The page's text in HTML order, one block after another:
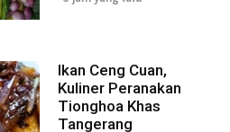
Ikan Ceng Cuan,
Kuliner Peranakan
Tionghoa Khas
Tangerang